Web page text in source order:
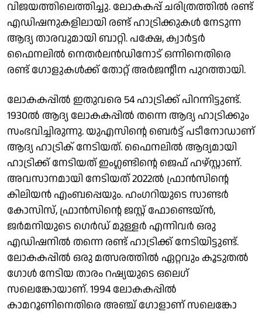
വിജയത്തിലെത്തിച്ചു. ലോകകപ്പ് ചരിത്രത്തിൽ രണ്ട്
എഡിഷനുകളിലായി രണ്ട് ഹാട്രിക്കുകൾ നേടുന്ന
ആദ്യ താരവുമായി ബാറ്റി. പക്ഷേ, ക്വാര്‍ട്ടര്‍
ഫൈനലില്‍ നെതര്‍ലന്‍ഡിനോട് ഒന്നിനെതിരെ
രണ്ട് ഗോളുകള്‍ക്ക് തോറ്റ് അര്‍ജന്റീന പുറത്തായി.
ലോകകപ്പില്‍ ഇതുവരെ 54 ഹാട്രിക്ക് പിറന്നിട്ടുണ്ട്.
1930ല്‍ ആദ്യ ലോകകപ്പില്‍ തന്നെ ആദ്യ ഹാട്രിക്കും
സംഭവിച്ചിരുന്നു. യുഎസിന്റെ ബെര്‍ട്ട് പടീനോഡാണ്
ആദ്യ ഹാട്രിക് നേടിയത്. ഫൈനലില്‍ ആദ്യമായി
ഹാട്രിക്ക് നേടിയത് ഇംഗ്ലണ്ടിന്റെ ജെഫ് ഹഴ്സ്റ്റാണ്.
അവസാനമായി നേടിയത് 2022ല്‍ ഫ്രാന്‍സിന്റെ
കിലിയന്‍ എംബപ്പെയും. ഹംഗറിയുടെ സാണ്ടര്‍
കോസിസ്, ഫ്രാന്‍സിന്റെ ജസ്റ്റ് ഫോണ്ടെയ്ന്‍,
ജര്‍മനിയുടെ ഗെര്‍ഡ് മുള്ളര്‍ എന്നിവര്‍ ഒരു
എഡിഷനില്‍ തന്നെ രണ്ട് ഹാട്രിക്ക് നേടിയിട്ടുണ്ട്.
ലോകകപ്പില്‍ ഒരു മത്സരത്തില്‍ ഏറ്റവും കൂടുതല്‍
ഗോള്‍ നേടിയ താരം റഷ്യയുടെ ഒലെഗ്
സലെങ്കോയാണ്. 1994 ലോകകപ്പില്‍
കാമറൂണിനെതിരെ അഞ്ച് ഗോളാണ് സലെങ്കോ